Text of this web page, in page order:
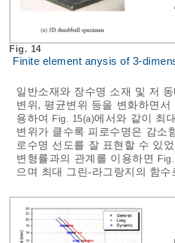
Fig. 14
Finite element anysis of 3-
일반소재와 장수명 소재 및 저
변위, 평균변위 등을 변화하면
용하여
Fig. 15(a)에서와 같이 최
변위가 클수록 피로수명은 감소
로수명 선도를 잘 표현할 수 있
변형률과의 관계를 이용하면
으며 최대 그린-라그랑지의 함